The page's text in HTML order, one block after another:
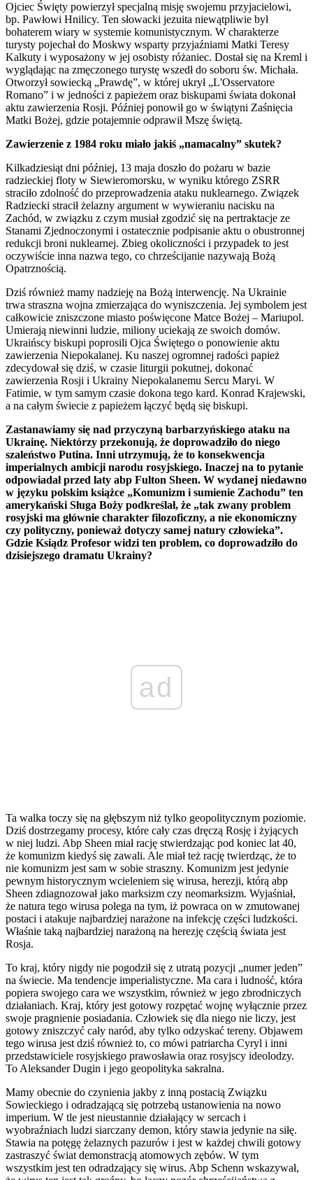
Ojciec Święty powierzył specjalną misję swojemu przyjacielowi,
bp. Pawłowi Hnilicy. Ten słowacki jezuita niewątpliwie był
bohaterem wiary w systemie komunistycznym. W charakterze
turysty pojechał do Moskwy wsparty przyjaźniami Matki Teresy
Kalkuty i wyposażony w jej osobisty różaniec. Dostał się na Kreml i
wyglądając na zmęczonego turystę wszedł do soboru św. Michała.
Otworzył sowiecką „Prawdę”, w której ukrył „L'Osservatore
Romano” i w jedności z papieżem oraz biskupami świata dokonał
aktu zawierzenia Rosji. Później ponowił go w świątyni Zaśnięcia
Matki Bożej, gdzie potajemnie odprawił Mszę świętą.
Zawierzenie z 1984 roku miało jakiś „namacalny” skutek?
Kilkadziesiąt dni później, 13 maja doszło do pożaru w bazie
radzieckiej floty w Siewieromorsku, w wyniku którego ZSRR
straciło zdolność do przeprowadzenia ataku nuklearnego. Związek
Radziecki stracił żelazny argument w wywieraniu nacisku na
Zachód, w związku z czym musiał zgodzić się na pertraktacje ze
Stanami Zjednoczonymi i ostatecznie podpisanie aktu o obustronnej
redukcji broni nuklearnej. Zbieg okoliczności i przypadek to jest
oczywiście inna nazwa tego, co chrześcijanie nazywają Bożą
Opatrznością.
Dziś również mamy nadzieję na Bożą interwencję. Na Ukrainie
trwa straszna wojna zmierzająca do wyniszczenia. Jej symbolem jest
całkowicie zniszczone miasto poświęcone Matce Bożej – Mariupol.
Umierają niewinni ludzie, miliony uciekają ze swoich domów.
Ukraińscy biskupi poprosili Ojca Świętego o ponowienie aktu
zawierzenia Niepokalanej. Ku naszej ogromnej radości papież
zdecydował się dziś, w czasie liturgii pokutnej, dokonać
zawierzenia Rosji i Ukrainy Niepokalanemu Sercu Maryi. W
Fatimie, w tym samym czasie dokona tego kard. Konrad Krajewski,
a na całym świecie z papieżem łączyć będą się biskupi.
Zastanawiamy się nad przyczyną barbarzyńskiego ataku na
Ukrainę. Niektórzy przekonują, że doprowadziło do niego
szaleństwo Putina. Inni utrzymują, że to konsekwencja
imperialnych ambicji narodu rosyjskiego. Inaczej na to pytanie
odpowiadał przed laty abp Fulton Sheen. W wydanej niedawno
w języku polskim książce „Komunizm i sumienie Zachodu” ten
amerykański Sługa Boży podkreślał, że „tak zwany problem
rosyjski ma głównie charakter filozoficzny, a nie ekonomiczny
czy polityczny, ponieważ dotyczy samej natury człowieka”.
Gdzie Ksiądz Profesor widzi ten problem, co doprowadziło do
dzisiejszego dramatu Ukrainy?
ad
Ta walka toczy się na głębszym niż tylko geopolitycznym poziomie.
Dziś dostrzegamy procesy, które cały czas dręczą Rosję i żyjących
w niej ludzi. Abp Sheen miał rację stwierdzając pod koniec lat 40,
że komunizm kiedyś się zawali. Ale miał też rację twierdząc, że to
nie komunizm jest sam w sobie straszny. Komunizm jest jedynie
pewnym historycznym wcieleniem się wirusa, herezji, którą abp
Sheen zdiagnozował jako marksizm czy neomarksizm. Wyjaśniał,
że natura tego wirusa polega na tym, iż powraca on w zmutowanej
postaci i atakuje najbardziej narażone na infekcję części ludzkości.
Właśnie taką najbardziej narażoną na herezję częścią świata jest
Rosja.
To kraj, który nigdy nie pogodził się z utratą pozycji „numer jeden”
na świecie. Ma tendencje imperialistyczne. Ma cara i ludność, która
popiera swojego cara we wszystkim, również w jego zbrodniczych
działaniach. Kraj, który jest gotowy rozpętać wojnę wyłącznie przez
swoje pragnienie posiadania. Człowiek się dla niego nie liczy, jest
gotowy zniszczyć cały naród, aby tylko odzyskać tereny. Objawem
tego wirusa jest dziś również to, co mówi patriarcha Cyryl i inni
przedstawiciele rosyjskiego prawosławia oraz rosyjscy ideolodzy.
To Aleksander Dugin i jego geopolityka sakralna.
Mamy obecnie do czynienia jakby z inną postacią Związku
Sowieckiego i odradzającą się potrzebą ustanowienia na nowo
imperium. W tle jest nieustannie działający w sercach i
wyobraźniach ludzi siarczany demon, który stawia jedynie na siłę.
Stawia na potęgę żelaznych pazurów i jest w każdej chwili gotowy
zastraszyć świat demonstracją atomowych zębów. W tym
wszystkim jest ten odradzający się wirus. Abp Schenn wskazywał,